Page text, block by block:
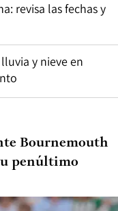
revisa las fechas y
y nieve en
Bournemouth
penúltimo